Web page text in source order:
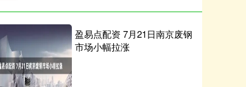
盈易点配资 7月21日南京废钢
市场小幅拉涨